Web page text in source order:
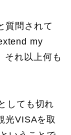
質問されて
my
れ以上何も
しても切れ
光VISAを取